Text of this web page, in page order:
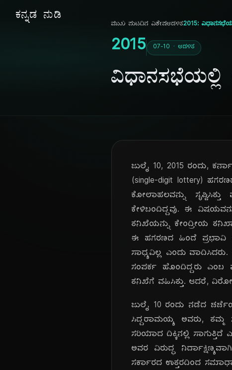
ಕನ್ನಡ ನುಡಿ
ಮುಖ ಪುಟದಿನ ವಿಶೇಷಆಡಳಿತ2015:
2015 07-10 · ಆಡಳಿತ
ವಿಧಾನಸಭೆಯಲ್ಲಿ
ಜುಲೈ 10, 2015 ರಂದು,
(single-digit lottery)
ಕೋಲಾಹಲವನ್ನು
ಕೇಳಿಬಂದಿದ್ದವು. ಈ
ತನಿಖೆಯನ್ನು ಕೇಂದ್ರೀಯ
ಈ ಹಗರಣದ ಹಿಂದೆ ಪ್ರಭಾವಿ
ಸಾಧ್ಯವಿಲ್ಲ ಎಂದು
ಸಂಪರ್ಕ ಹೊಂದಿದ್ದರು ಎಂಬ
ತನಿಖೆಗೆ ವಹಿಸಿತ್ತು. ಆದರೆ,
ಜುಲೈ 10 ರಂದು ನಡೆದ
ಸಿದ್ದರಾಮಯ್ಯ ಅವರು, ತಮ್ಮ
ಸರಿಯಾದ ದಿಕ್ಕಿನಲ್ಲಿ
ಅವರ ವಿರುದ್ಧ
ಸರ್ಕಾರದ ಉತ್ತರದಿಂದ